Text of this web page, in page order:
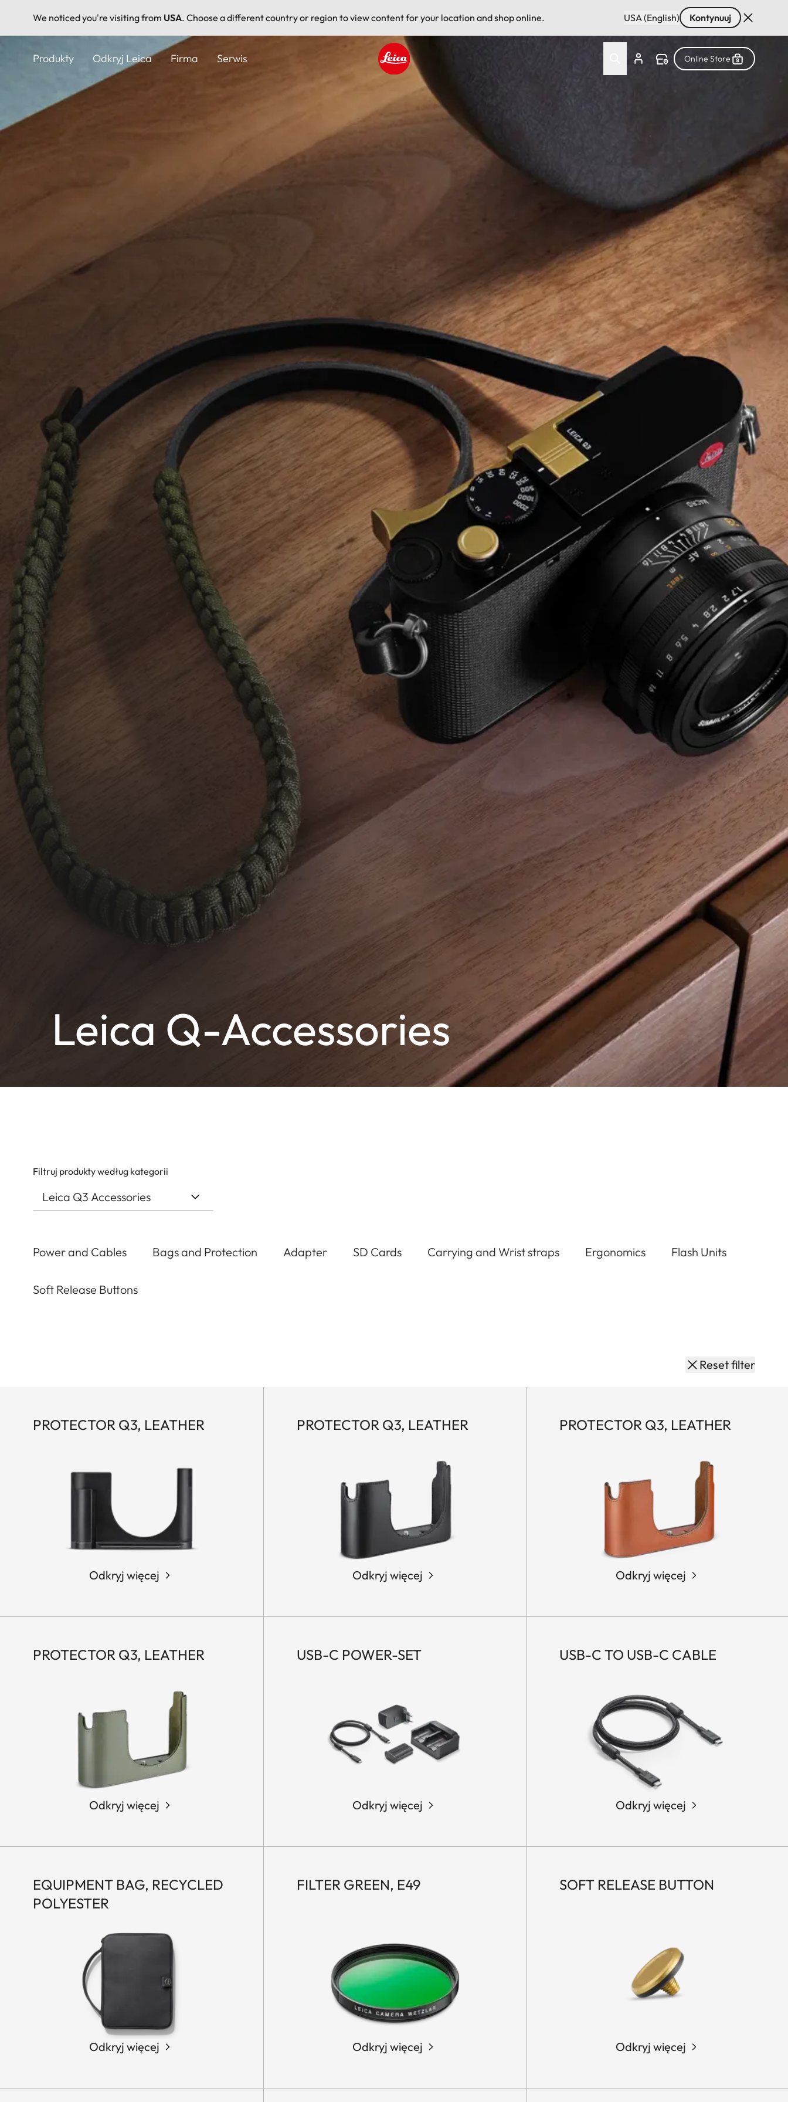
We noticed you're visiting from USA. Choose a different country or region to view content for your location and shop online. USA (English) Kontynuuj
Produkty Odkryj Leica Firma Serwis
Leica logo - Home
Online Store
Leica Q-Accessories
Filtruj produkty według kategorii
Power and Cables Bags and Protection Adapter SD Cards Carrying and Wrist straps Ergonomics Flash Units
Soft Release Buttons
Reset filter
PROTECTOR Q3, LEATHER
Odkryj więcej
PROTECTOR Q3, LEATHER
Odkryj więcej
PROTECTOR Q3, LEATHER
Odkryj więcej
PROTECTOR Q3, LEATHER
Odkryj więcej
USB-C POWER-SET
Odkryj więcej
USB-C TO USB-C CABLE
Odkryj więcej
EQUIPMENT BAG, RECYCLED
POLYESTER
Odkryj więcej
FILTER GREEN, E49
Odkryj więcej
SOFT RELEASE BUTTON
Odkryj więcej